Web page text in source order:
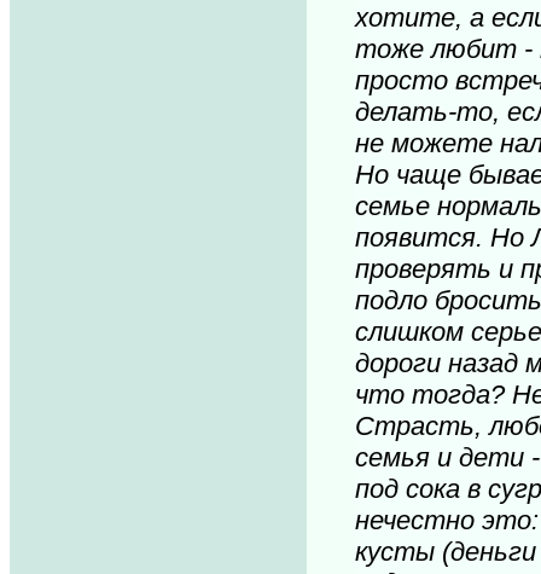
хотите, а
тоже любит -
просто
делать-то,
не можете
Но чаще
семье
появится. Но
проверять и
подло
слишком
дороги назад
что тогда?
Страсть,
семья и дети
под сока в
нечестно
кусты